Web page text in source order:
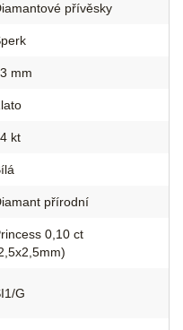
přívěsky
mm
kt
přírodní
0,10 ct
G